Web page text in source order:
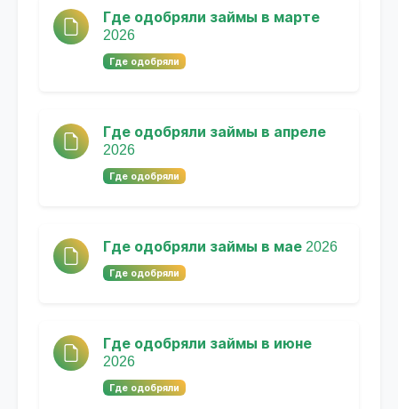
Где одобряли займы в марте
2026
Где одобряли
Где одобряли займы в апреле
2026
Где одобряли
Где одобряли займы в мае 2026
Где одобряли
Где одобряли займы в июне
2026
Где одобряли